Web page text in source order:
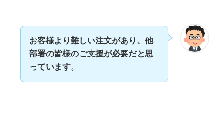
お客様より難しい注文があり、他
部署の皆様のご支援が必要だと思
っています。